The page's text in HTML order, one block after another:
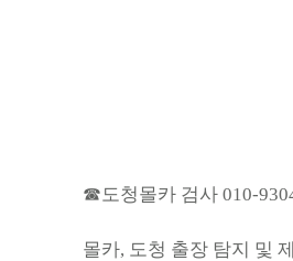
☎도청몰카 검사 010-
몰카, 도청 출장 탐지 및